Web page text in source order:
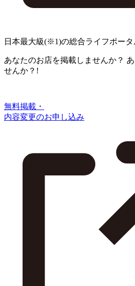
日本最大級(※1)の総合ライフポータ
あなたのお店を掲載しませんか？
せんか？!
無料掲載・
内容変更のお申し込み